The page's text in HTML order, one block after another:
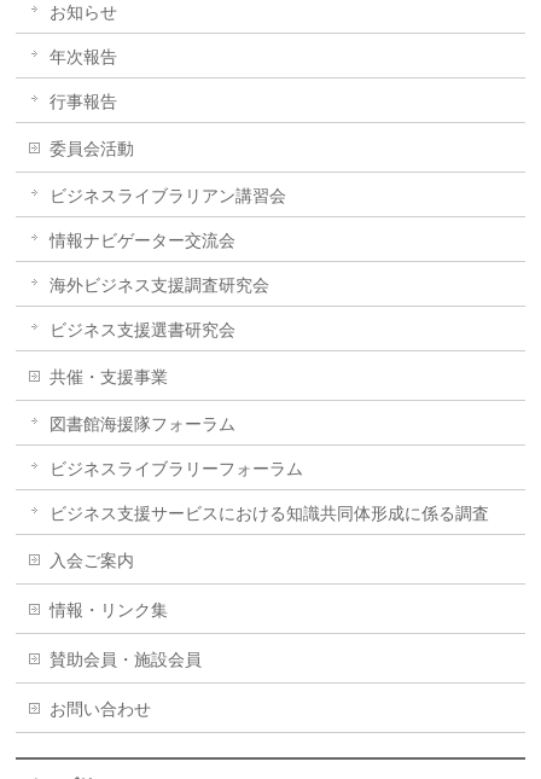
お知らせ
年次報告
行事報告
委員会活動
ビジネスライブラリアン講習会
情報ナビゲーター交流会
海外ビジネス支援調査研究会
ビジネス支援選書研究会
共催・支援事業
図書館海援隊フォーラム
ビジネスライブラリーフォーラム
ビジネス支援サービスにおける知識共同体形成に係る調査
入会ご案内
情報・リンク集
賛助会員・施設会員
お問い合わせ